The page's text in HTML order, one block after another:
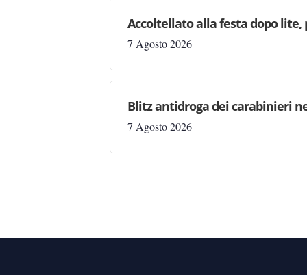
Accoltellato alla festa dopo lite,
7 Agosto 2026
Blitz antidroga dei carabinieri
7 Agosto 2026